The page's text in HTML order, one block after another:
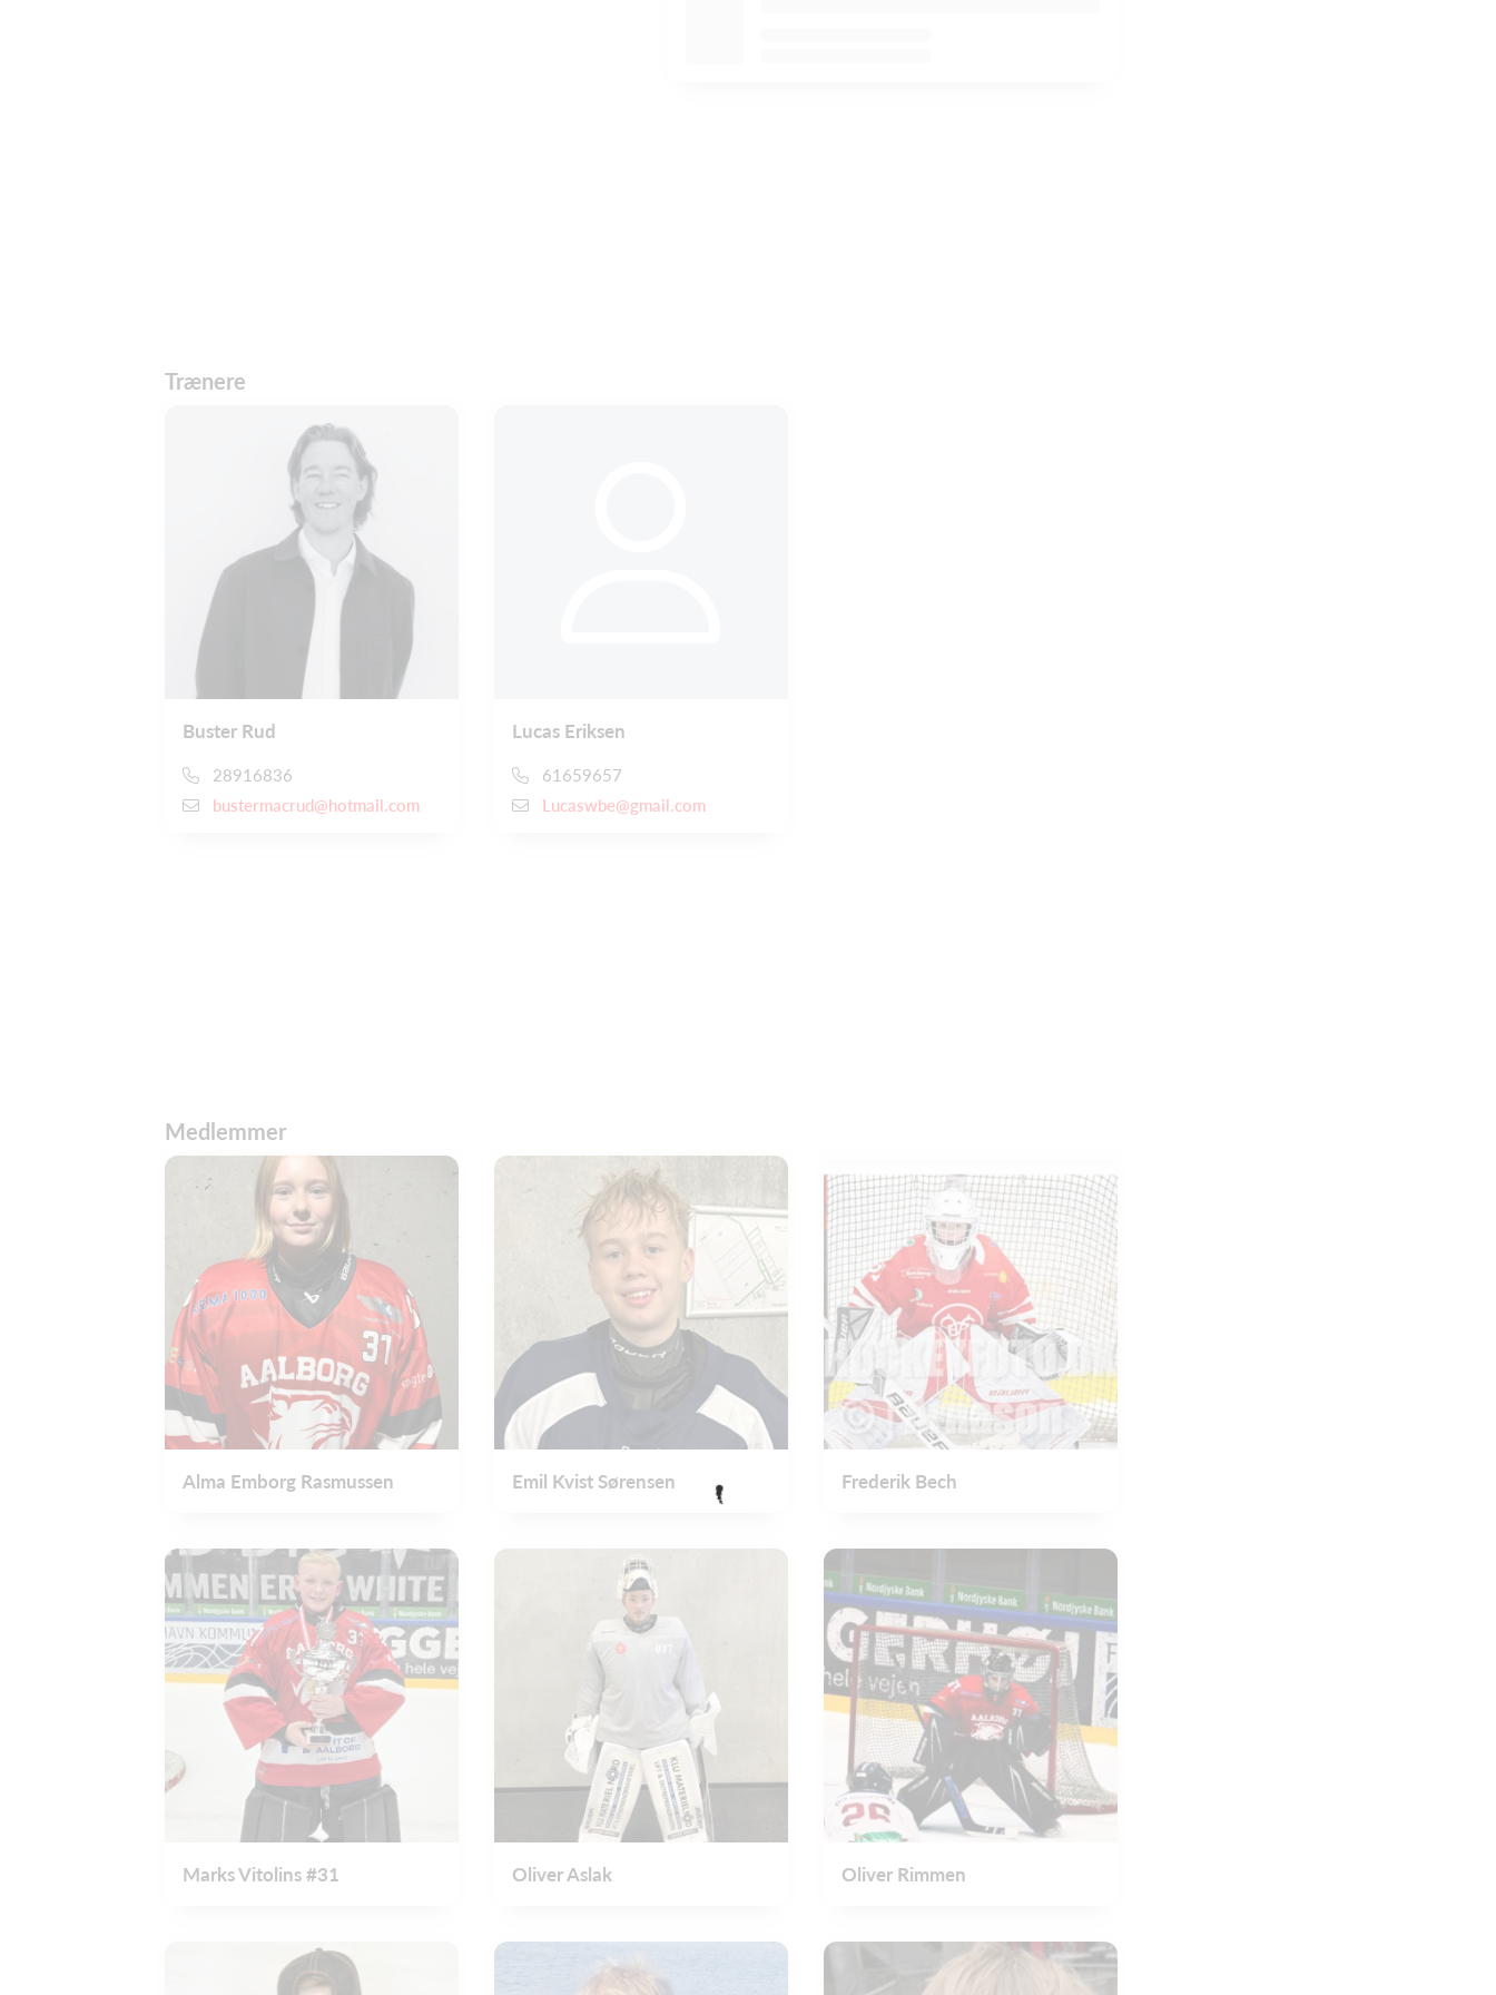
Trænere
Buster Rud
28916836
bustermacrud@hotmail.com
Lucas Eriksen
61659657
Lucaswbe@gmail.com
Medlemmer
Alma Emborg Rasmussen Emil Kvist Sørensen Frederik Bech
Marks Vitolins #31 Oliver Aslak Oliver Rimmen